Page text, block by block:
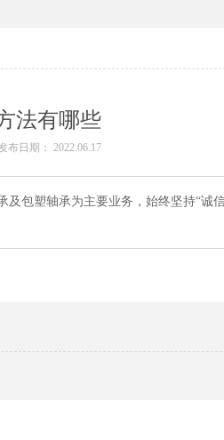
法有哪些
布日期： 2022.06.17
包塑轴承为主要业务，始终坚持“诚